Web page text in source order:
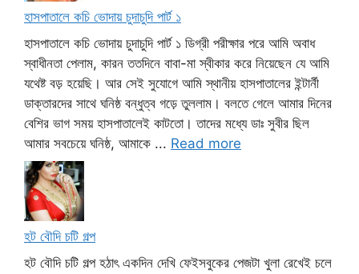
হাসপাতালে কচি ভোদায় চুদাচুদি পার্ট ১
হাসপাতালে কচি ভোদায় চুদাচুদি পার্ট ১ ডিগ্রী পরীক্ষার পরে আমি অবাধ
স্বাধীনতা পেলাম, কারন ততদিনে বাবা-মা স্বীকার করে নিয়েছেন যে আমি
যথেষ্ট বড় হয়েছি। আর সেই সুযোগে আমি স্থানীয় হাসপাতালের ইন্টার্নী
ডাক্তারদের সাথে ঘনিষ্ঠ বন্ধুত্ব গড়ে তুললাম। বলতে গেলে আমার দিনের
বেশির ভাগ সময় হাসপাতালেই কাটতো। তাদের মধ্যে ডাঃ সুবীর ছিল
আমার সবচেয়ে ঘনিষ্ঠ, আমাকে ... Read more
হট বৌদি চটি গল্প
হট বৌদি চটি গল্প হঠাৎ একদিন দেখি ফেইসবুকের পেজটা খুলা রেখেই চলে